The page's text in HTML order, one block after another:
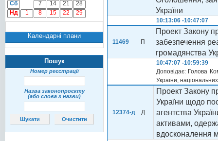
Сб
7 14 21
28
Нд
1 8 15 22 29
Календарні плани
Пошук
Номер реєстрації
Назва законопроєкту
(або слова з назви)
України
10:13:06 -10:47:07
11469 П
Проект Закону
забезпечення
громадянства
10:47:07 -10:59:39
Доповідає: Голова
України,
12374-д Д
Проект Закону
України щодо
агентства
активами,
вдосконалення